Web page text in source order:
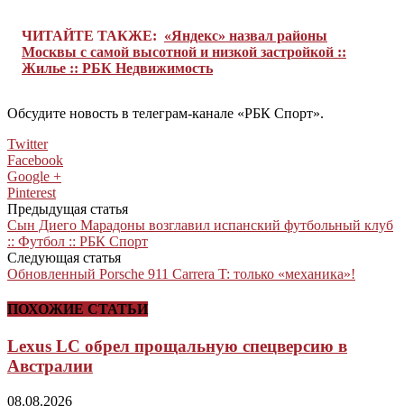
ЧИТАЙТЕ ТАКЖЕ: «Яндекс» назвал районы
Москвы с самой высотной и низкой застройкой ::
Жилье :: РБК Недвижимость
Обсудите новость в телеграм-канале «РБК Спорт».
Twitter
Facebook
Google +
Pinterest
Предыдущая статья
Сын Диего Марадоны возглавил испанский футбольный клуб
:: Футбол :: РБК Спорт
Следующая статья
Обновленный Porsche 911 Carrera T: только «механика»!
ПОХОЖИЕ СТАТЬИ
Lexus LC обрел прощальную спецверсию в
Австралии
08.08.2026